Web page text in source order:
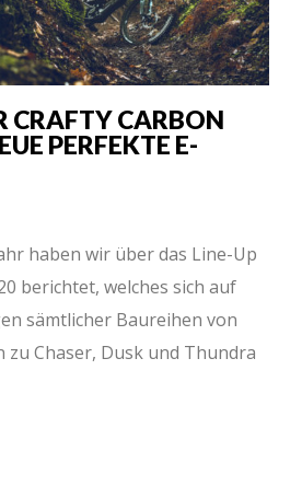
CRAFTY CARBON
PERFEKTE E-
haben wir über das Line-Up
berichtet, welches sich auf
sämtlicher Baureihen von
zu Chaser, Dusk und Thundra